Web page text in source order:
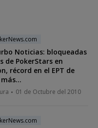
Noticias: bloqueadas
de PokerStars en
récord en el EPT de
01 de Octubre del 2010